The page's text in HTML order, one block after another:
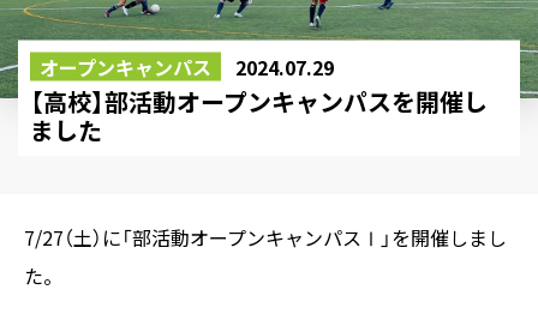
オープンキャンパス 2024.07.29
【高校】部活動オープンキャンパスを開催し
ました
7/27（土）に「部活動オープンキャンパスⅠ」を開催しまし
た。